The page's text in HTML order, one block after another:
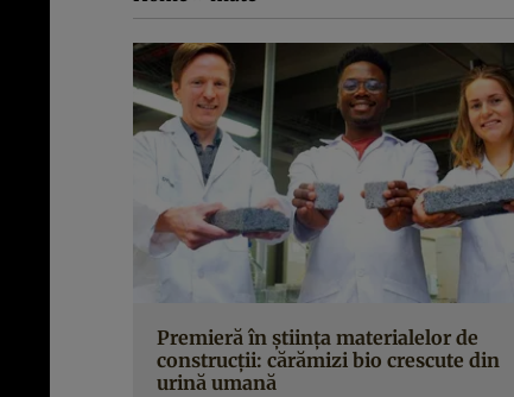
Premieră în ştiinţa materialelor de
construcţii: cărămizi bio crescute din
urină umană